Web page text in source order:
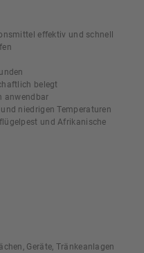
effektiv und schnell
belegt
anwendbar
niedrigen Temperaturen
und Afrikanische
Geräte, Tränkeanlagen